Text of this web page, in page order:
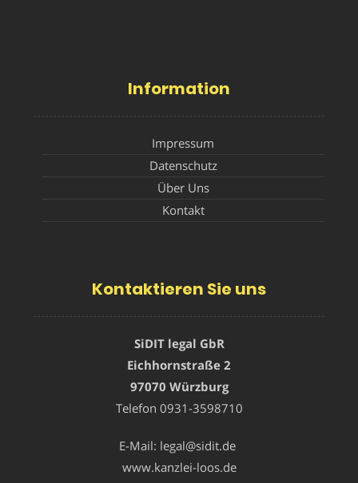
Information
Impressum
Datenschutz
Über Uns
Kontakt
Kontaktieren Sie uns
SiDIT legal GbR
Eichhornstraße 2
97070 Würzburg
Telefon 0931-3598710
E-Mail: legal@sidit.de
www.kanzlei-loos.de